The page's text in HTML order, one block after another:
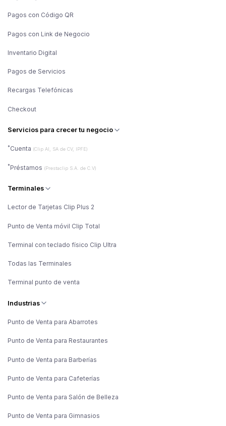
Terminales
Lector de Tarjetas Clip Plus 2
Punto de Venta móvil Clip Total
Terminal con teclado físico Clip Ultra
Todas las Terminales
Terminal punto de venta
Industrias
Punto de Venta para Abarrotes
Punto de Venta para Restaurantes
Punto de Venta para Barberías
Punto de Venta para Cafeterías
Punto de Venta para Salón de Belleza
Punto de Venta para Gimnasios
Pagos con Código QR
Pagos con Link de Negocio
Inventario Digital
Pagos de Servicios
Recargas Telefónicas
Checkout
Servicios para crecer tu negocio
*Cuenta (Clip AI, SA de CV, IPFE)
*Préstamos (Prestaclip S.A. de C.V)